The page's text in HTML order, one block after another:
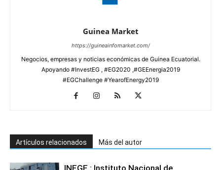
Guinea Market
https://guineainfomarket.com/
Negocios, empresas y noticias económicas de Guinea Ecuatorial.
Apoyando #InvestEG , #EG2020 ,#GEEnergia2019
#EGChallenge #YearofEnergy2019
Artículos relacionados Más del autor
INEGE : Instituto Nacional de